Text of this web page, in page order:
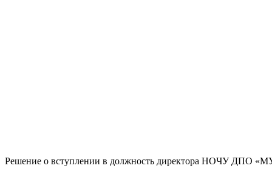
Решение о вступлении в должность директора НОЧУ ДПО